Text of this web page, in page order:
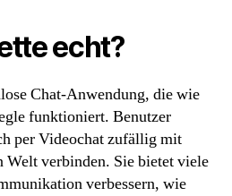
echt?
Chat-Anwendung, die wie
funktioniert. Benutzer
per Videochat zufällig mit
Welt verbinden. Sie bietet viele
verbessern, wie